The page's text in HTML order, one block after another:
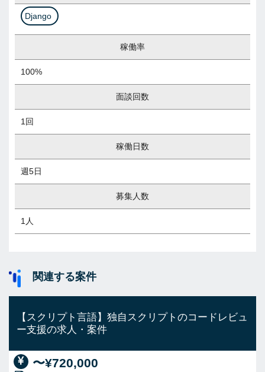
Django
稼働率
100%
面談回数
1回
稼働日数
週5日
募集人数
1人
関連する案件
【スクリプト言語】独自スクリプトのコードレビュ
ー支援の求人・案件
〜¥720,000